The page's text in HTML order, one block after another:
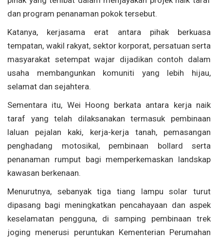
dan program penanaman pokok tersebut.
Katanya, kerjasama erat antara pihak berkuasa
tempatan, wakil rakyat, sektor korporat, persatuan serta
masyarakat setempat wajar dijadikan contoh dalam
usaha membangunkan komuniti yang lebih hijau,
selamat dan sejahtera.
Sementara itu, Wei Hoong berkata antara kerja naik
taraf yang telah dilaksanakan termasuk pembinaan
laluan pejalan kaki, kerja-kerja tanah, pemasangan
penghadang motosikal, pembinaan bollard serta
penanaman rumput bagi memperkemaskan landskap
kawasan berkenaan.
Menurutnya, sebanyak tiga tiang lampu solar turut
dipasang bagi meningkatkan pencahayaan dan aspek
keselamatan pengguna, di samping pembinaan trek
joging menerusi peruntukan Kementerian Perumahan